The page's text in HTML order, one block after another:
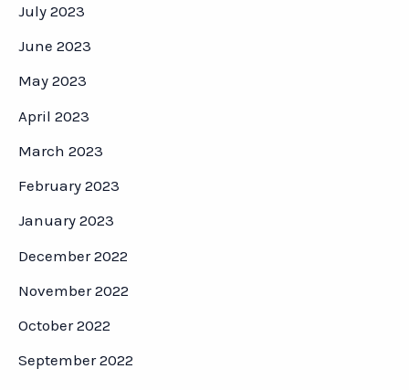
July 2023
June 2023
May 2023
April 2023
March 2023
February 2023
January 2023
December 2022
November 2022
October 2022
September 2022